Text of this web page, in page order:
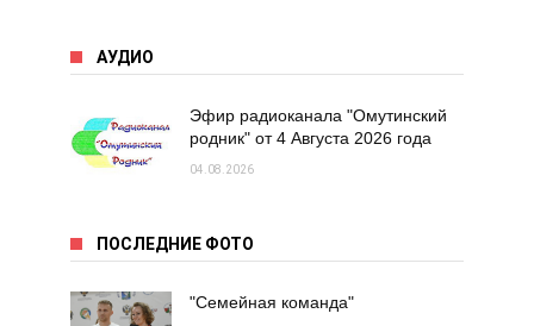
АУДИО
Эфир радиоканала "Омутинский
родник" от 4 Августа 2026 года
04.08.2026
ПОСЛЕДНИЕ ФОТО
"Семейная команда"